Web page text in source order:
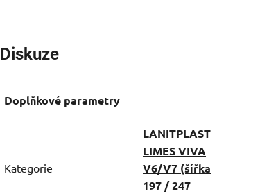
Diskuze
Doplňkové parametry
Kategorie
LANITPLAST
LIMES VIVA
V6/V7 (šířka
197 / 247